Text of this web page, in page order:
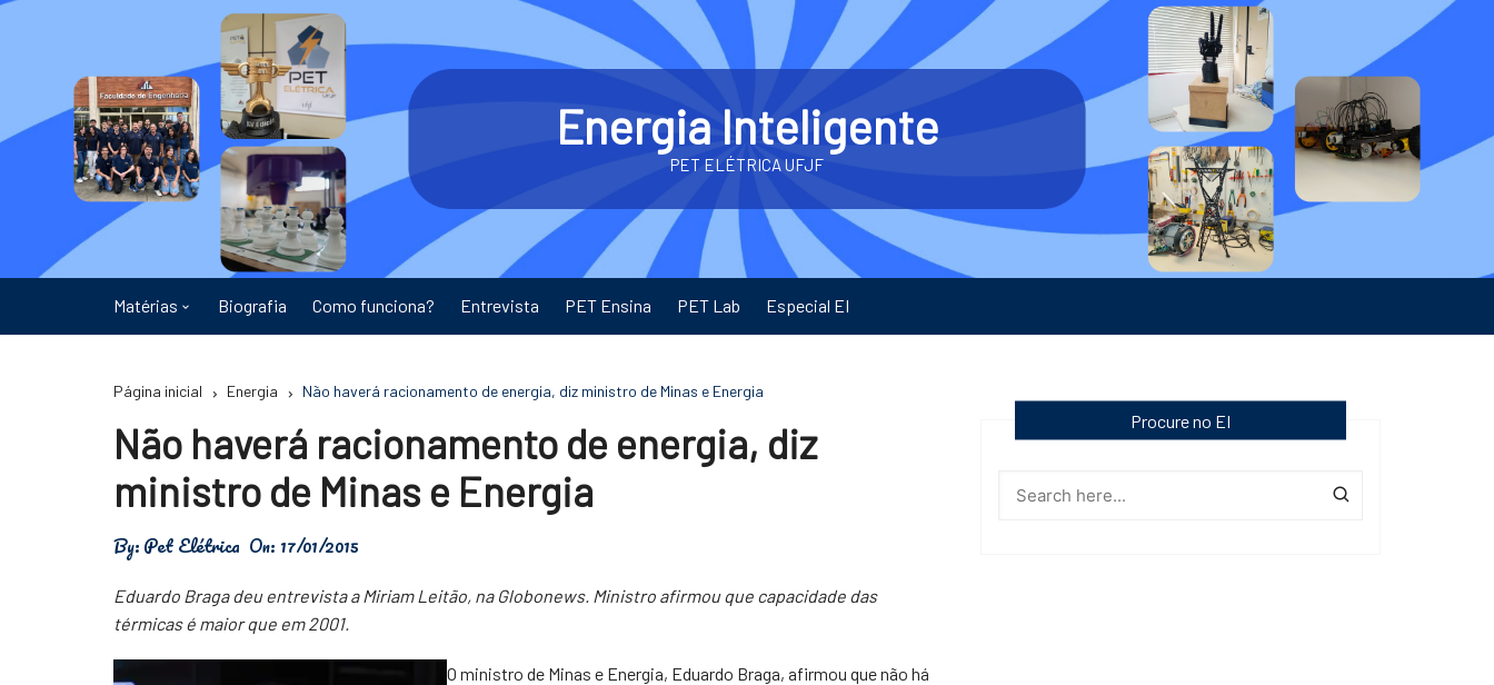
Ir
Energia Inteligente
PET ELÉTRICA UFJF
Matérias
Energia
Física
Meio Ambiente
Saúde
Tecnologia
Biografia Como funciona? Entrevista PET Ensina PET Lab Especial EI
Página inicial Energia Não haverá racionamento de energia, diz ministro de Minas e Energia
Não haverá racionamento de energia, diz
ministro de Minas e Energia
By:Pet Elétrica On: 17/01/2015
Eduardo Braga deu entrevista a Miriam Leitão, na Globonews. Ministro afirmou que capacidade das
térmicas é maior que em 2001.
O ministro de Minas e Energia, Eduardo Braga, afirmou que não há
Procure no EI